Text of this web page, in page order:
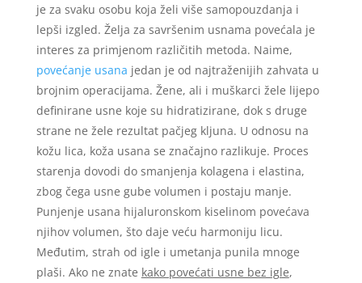
je za svaku osobu koja želi više samopouzdanja i
lepši izgled. Želja za savršenim usnama povećala je
interes za primjenom različitih metoda. Naime,
povećanje usana jedan je od najtraženijih zahvata u
brojnim operacijama. Žene, ali i muškarci žele lijepo
definirane usne koje su hidratizirane, dok s druge
strane ne žele rezultat pačjeg kljuna. U odnosu na
kožu lica, koža usana se značajno razlikuje. Proces
starenja dovodi do smanjenja kolagena i elastina,
zbog čega usne gube volumen i postaju manje.
Punjenje usana hijaluronskom kiselinom povećava
njihov volumen, što daje veću harmoniju licu.
Međutim, strah od igle i umetanja punila mnoge
plaši. Ako ne znate kako povećati usne bez igle,